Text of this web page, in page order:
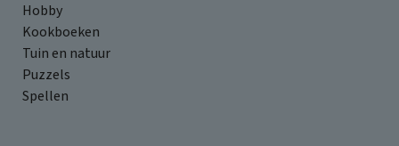
Hobby
Kookboeken
Tuin en natuur
Puzzels
Spellen